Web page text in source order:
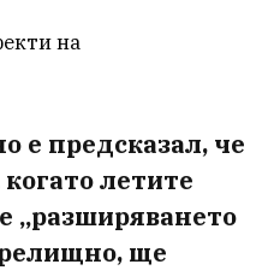
на
е предсказал, че
летите
„разширяването
ще